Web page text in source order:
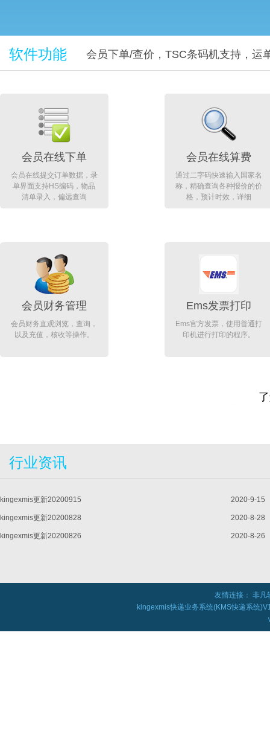
软件功能 会员下单/查价，TSC条码机支持，运
会员在线下单
会员在线提交订单数据，录
单界面支持HS编码，物品
清单录入，偏远查询
会员在线算费
通过二字码快速输入国家名
称，精确查询各种报价的价
格，预计时效，详细
会员财务管理
会员财务直观浏览，查询，
以及充值，核收等操作。
Ems发票打印
Ems官方发票，使用普通打
印机进行打印的程序。
行业资讯
kingexmis更新20200915 2020-9-15
kingexmis更新20200828 2020-8-28
kingexmis更新20200826 2020-8-26
友情连接： 非凡
kingexmis快递业务系统(KMS快递系统